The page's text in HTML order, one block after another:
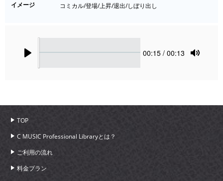
イメージ
コミカル/登場/上昇/退出/しぼり出し
Current
00:15 / 00:13
TOP
C MUSIC Professional Libraryとは？
ご利用の流れ
料金プラン